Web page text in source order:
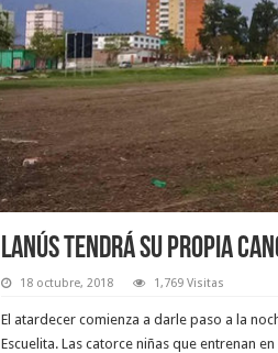
Lanús tendrá su propia
18 octubre, 2018 1,769 Visitas
El atardecer comienza a darle paso a la
Escuelita. Las catorce niñas que entrenan